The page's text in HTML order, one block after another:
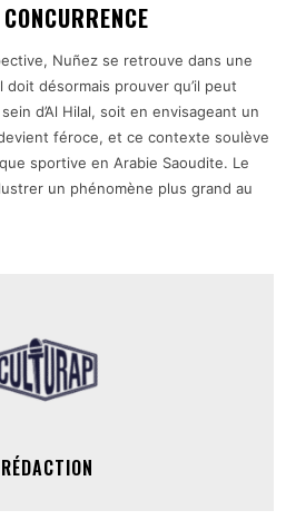
Nuñez se retrouve dans une
désormais prouver qu’il peut
d’Al Hilal, soit en envisageant un
féroce, et ce contexte soulève
sportive en Arabie Saoudite. Le
un phénomène plus grand au
RÉDACTION